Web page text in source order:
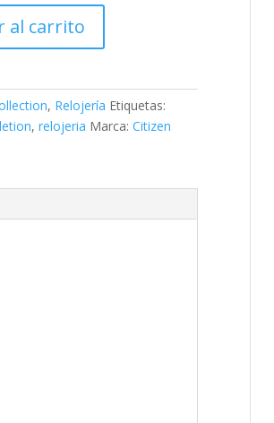
al carrito
, Relojería Etiquetas:
,relojeria Marca:Citizen